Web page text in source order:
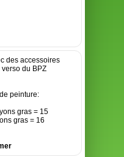
des accessoires
du BPZ
peinture:
gras = 15
gras = 16